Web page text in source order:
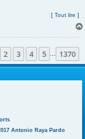
[ Tout lire ]
2 3 4 5 1370
Antonio Raya Pardo